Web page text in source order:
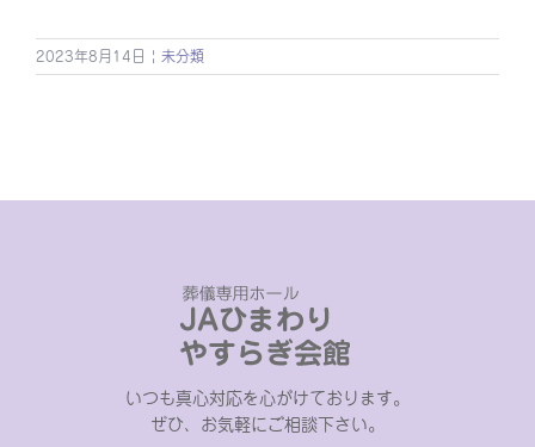
2023年8月14日 | 未分類
いつも真心対応を心がけております。
ぜひ、お気軽にご相談下さい。